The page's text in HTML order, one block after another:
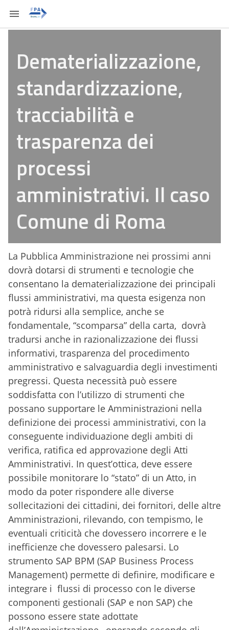
Dematerializzazione,
standardizzazione,
tracciabilità e
trasparenza dei
processi
amministrativi. Il caso
Comune di Roma
La Pubblica Amministrazione nei prossimi anni
dovrà dotarsi di strumenti e tecnologie che
consentano la dematerializzazione dei principali
flussi amministrativi, ma questa esigenza non
potrà ridursi alla semplice, anche se
fondamentale, “scomparsa” della carta, dovrà
tradursi anche in razionalizzazione dei flussi
informativi, trasparenza del procedimento
amministrativo e salvaguardia degli investimenti
pregressi. Questa necessità può essere
soddisfatta con l’utilizzo di strumenti che
possano supportare le Amministrazioni nella
definizione dei processi amministrativi, con la
conseguente individuazione degli ambiti di
verifica, ratifica ed approvazione degli Atti
Amministrativi. In quest’ottica, deve essere
possibile monitorare lo “stato” di un Atto, in
modo da poter rispondere alle diverse
sollecitazioni dei cittadini, dei fornitori, delle altre
Amministrazioni, rilevando, con tempismo, le
eventuali criticità che dovessero incorrere e le
inefficienze che dovessero palesarsi. Lo
strumento SAP BPM (SAP Business Process
Management) permette di definire, modificare e
integrare i flussi di processo con le diverse
componenti gestionali (SAP e non SAP) che
possono essere state adottate